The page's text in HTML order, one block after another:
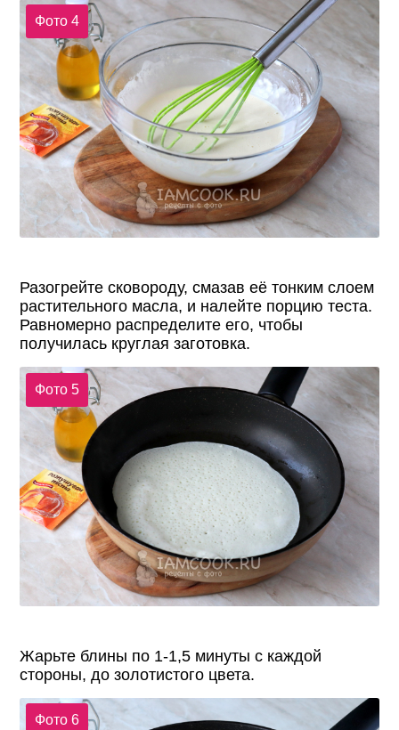
Фото 4
Разогрейте сковороду, смазав её тонким слоем
растительного масла, и налейте порцию теста.
Равномерно распределите его, чтобы
получилась круглая заготовка.
Фото 5
Жарьте блины по 1-1,5 минуты с каждой
стороны, до золотистого цвета.
Фото 6